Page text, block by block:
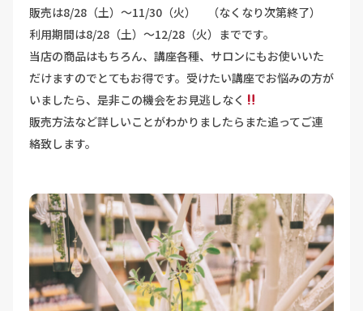
販売は8/28（土）～11/30（火） （なくなり次第終了）
利用期間は8/28（土）～12/28（火）までです。
当店の商品はもちろん、講座各種、サロンにもお使いいた
だけますのでとてもお得です。受けたい講座でお悩みの方が
いましたら、是非この機会をお見逃しなく
販売方法など詳しいことがわかりましたらまた追ってご連
絡致します。